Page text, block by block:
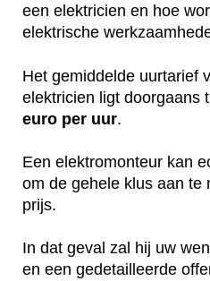
een elektricien en hoe
elektrische
Het gemiddelde uurtarief
elektricien ligt doorgaans
euro per uur.
Een elektromonteur kan
om de gehele klus aan te
prijs.
In dat geval zal hij uw
en een gedetailleerde